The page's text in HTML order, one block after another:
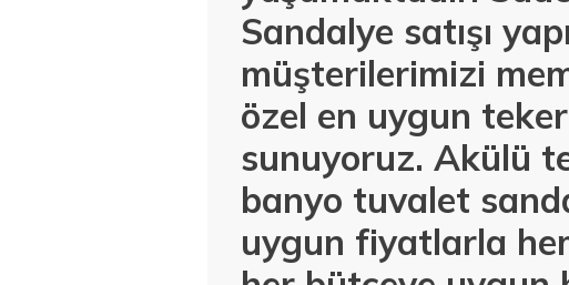
Sandalye satışı
müşterilerimizi
özel en uygun
sunuyoruz. Akülü
banyo tuvalet
uygun fiyatlarla